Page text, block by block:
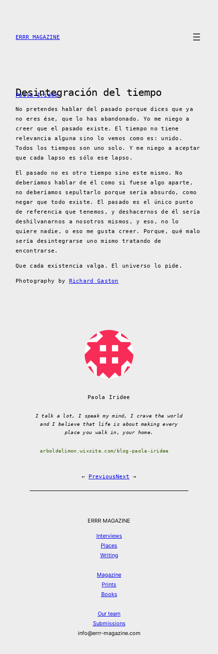
content
ERRR MAGAZINE
Desintegración del tiempo
Paola Iridee
No pretendes hablar del pasado porque dices que ya
no eres ése, que lo has abandonado. Yo me niego a
creer que el pasado existe. El tiempo no tiene
relevancia alguna sino lo vemos como es: unido.
Todos los tiempos son uno solo. Y me niego a aceptar
que cada lapso es sólo ese lapso.
El pasado no es otro tiempo sino este mismo. No
deberíamos hablar de él como si fuese algo aparte,
no deberíamos sepultarlo porque sería absurdo, como
negar que todo existe. El pasado es el único punto
de referencia que tenemos, y deshacernos de él sería
deshilvanarnos a nosotros mismos, y eso, no lo
quiere nadie, o eso me gusta creer. Porque, qué malo
sería desintegrarse uno mismo tratando de
encontrarse.
Que cada existencia valga. El universo lo pide.
Photography by Richard Gaston
Paola Iridee
I talk a lot, I speak my mind, I crave the world
and I believe that life is about making every
place you walk in, your home.
arboldelimon.wixsite.com/blog-paola-iridee
← PreviousNext →
ERRR MAGAZINE
Interviews
Places
Writing
Magazine
Prints
Books
Our team
Submissions
info@errr-magazine.com